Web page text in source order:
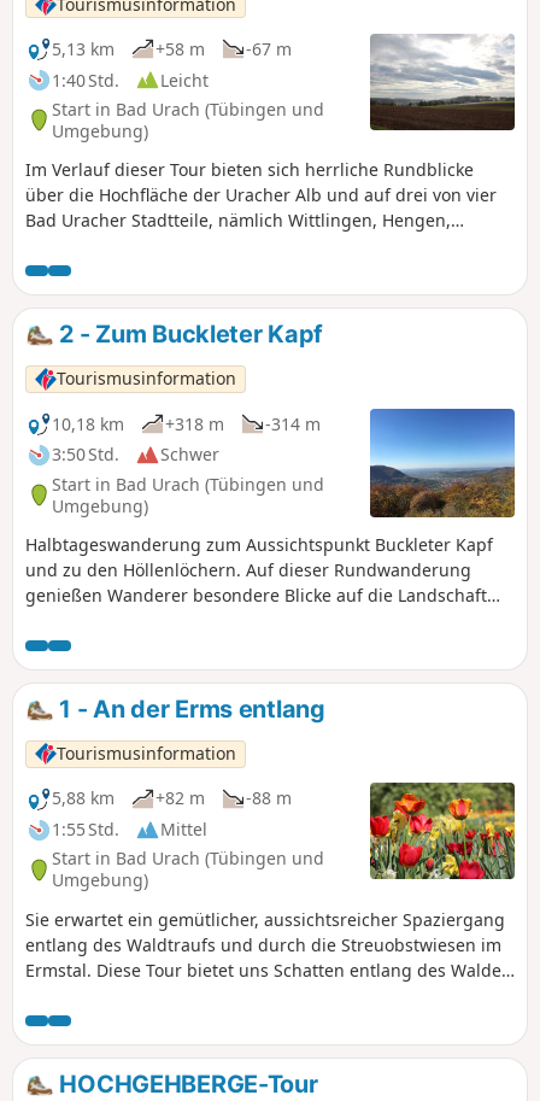
Hohenurach entdecken. Vom höchsten Punkt der
Wanderung steigen wir auf einem schmalen Pfad entlang
der Hangkante zur Kreuzhütte (kleine Wanderhütte) ab. Um
unseren nächsten Wegpunkt, die Burgruine Hohenurach,
zu erreichen, queren wir den Sattel und erklimmen den
letzten Anstieg auf den 692 m hohen Schlossberg. Auf der
alten Festungsanlage Burgruine Hohenurach gibt es
zahlreiche Winkel und Nischen zu erkunden...und
faszinierende Ausblicke.
5,13 km
+58 m
-67 m
1:40 Std.
Leicht
Start in Bad Urach (Tübingen und
Umgebung)
Im Verlauf dieser Tour bieten sich herrliche Rundblicke
über die Hochfläche der Uracher Alb und auf drei von vier
Bad Uracher Stadtteile, nämlich Wittlingen, Hengen,
2 - Zum Buckleter Kapf
Tourismusinformation
10,18 km
+318 m
-314 m
3:50 Std.
Schwer
Start in Bad Urach (Tübingen und
Umgebung)
Halbtageswanderung zum Aussichtspunkt Buckleter Kapf
und zu den Höllenlöchern. Auf dieser Rundwanderung
genießen Wanderer besondere Blicke auf die Landschaft
Kapf" sowie der "Nägelesfelsen" bieten Panoramen auf das
umliegende Ermstal, die Burgruine Hohenurach sowie das
Maisental. Das Highlight der Tour ist der Gang durch die
Höllenlöcher, eine tiefe Kluft mit klaffenden Felsspalten.
1 - An der Erms entlang
Tourismusinformation
5,88 km
+82 m
-88 m
1:55 Std.
Mittel
Start in Bad Urach (Tübingen und
Umgebung)
Sie erwartet ein gemütlicher, aussichtsreicher Spaziergang
entlang des Waldtraufs und durch die Streuobstwiesen im
Ermstal. Diese Tour bietet uns Schatten entlang des Waldes
Sie bringt uns vorbei an zwei botanischen Gärten, dem
"Garten der Stille" und dem "Garten Eden". Da ein kurzer
Anstieg überwunden wird, können wir die Aussicht ins
HOCHGEHBERGE-Tour